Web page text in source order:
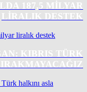
187,5 MILYAR
LIRALIK DESTEK
KIBRIS TÜRK